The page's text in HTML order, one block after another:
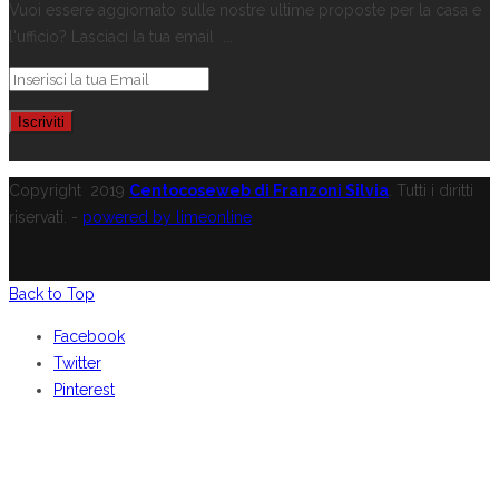
Vuoi essere aggiornato sulle nostre ultime proposte per la casa e
l'ufficio? Lasciaci la tua email ...
Copyright 2019 Centocoseweb di Franzoni Silvia. Tutti i diritti
riservati. - powered by limeonline
Back to Top
Facebook
Twitter
Pinterest